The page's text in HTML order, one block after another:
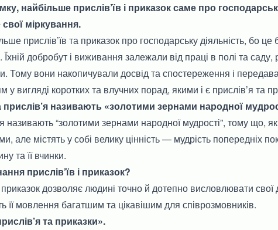
найбільше прислів’їв і приказок саме про
міркування.
прислів’їв та приказок про господарську діяльність, бо
добробут і виживання залежали від праці в полі та саду,
Тому вони накопичували досвід та спостереження і
у вигляді коротких та влучних порад, якими і є прислів’я та
називають «золотими зернами народної
називають “золотими зернами народної мудрості”, тому що, як
але містять у собі велику цінність — мудрість попередніх
та її вчинки.
прислів’їв і приказок?
приказок дозволяє людині точно й дотепно висловлювати свої
її мовлення багатшим та цікавішим для співрозмовників.
та приказки».